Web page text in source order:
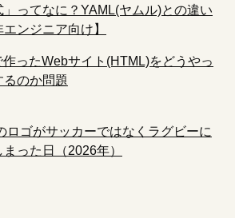
」ってなに？YAML(ヤムル)との違い
ンジニア向け】
ったWebサイト(HTML)をどうやっ
るのか問題
ロゴがサッカーではなくラグビーに
まった日（2026年）